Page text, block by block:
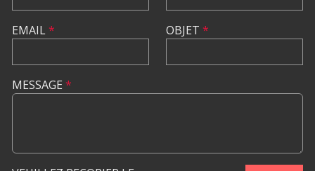
EMAIL* OBJET *
MESSAGE *